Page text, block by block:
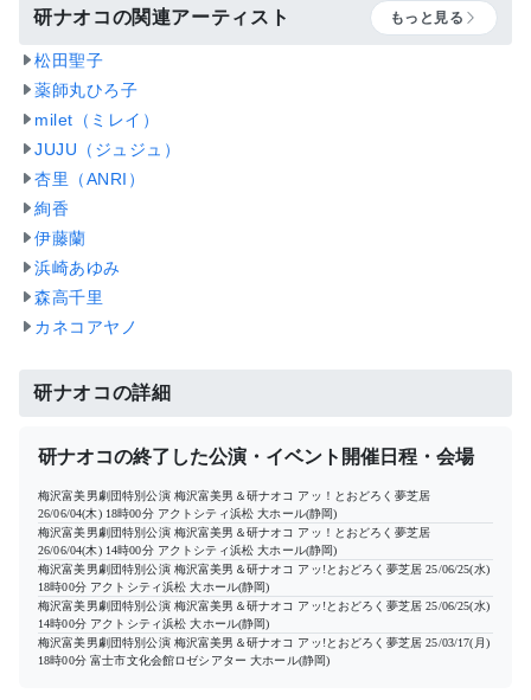
研ナオコの関連アーティスト もっと見る
松田聖子
薬師丸ひろ子
milet（ミレイ）
JUJU（ジュジュ）
杏里（ANRI）
絢香
伊藤蘭
浜崎あゆみ
森高千里
カネコアヤノ
研ナオコの詳細
研ナオコの終了した公演・イベント開催日程・会場
梅沢富美男劇団特別公演 梅沢富美男＆研ナオコ アッ！とおどろく夢芝居
26/06/04(木) 18時00分 アクトシティ浜松 大ホール(静岡)
梅沢富美男劇団特別公演 梅沢富美男＆研ナオコ アッ！とおどろく夢芝居
26/06/04(木) 14時00分 アクトシティ浜松 大ホール(静岡)
梅沢富美男劇団特別公演 梅沢富美男＆研ナオコ アッ!とおどろく夢芝居 25/06/25(水)
18時00分 アクトシティ浜松 大ホール(静岡)
梅沢富美男劇団特別公演 梅沢富美男＆研ナオコ アッ!とおどろく夢芝居 25/06/25(水)
14時00分 アクトシティ浜松 大ホール(静岡)
梅沢富美男劇団特別公演 梅沢富美男＆研ナオコ アッ!とおどろく夢芝居 25/03/17(月)
18時00分 富士市文化会館ロゼシアター 大ホール(静岡)